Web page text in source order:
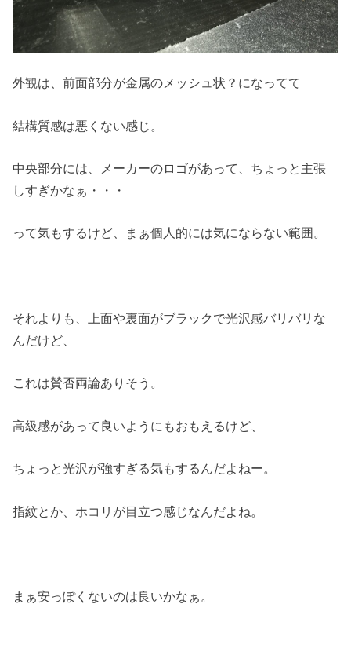
外観は、前面部分が金属のメッシュ状？になってて
結構質感は悪くない感じ。
中央部分には、メーカーのロゴがあって、ちょっと主張
しすぎかなぁ・・・
って気もするけど、まぁ個人的には気にならない範囲。
それよりも、上面や裏面がブラックで光沢感バリバリな
んだけど、
これは賛否両論ありそう。
高級感があって良いようにもおもえるけど、
ちょっと光沢が強すぎる気もするんだよねー。
指紋とか、ホコリが目立つ感じなんだよね。
まぁ安っぽくないのは良いかなぁ。